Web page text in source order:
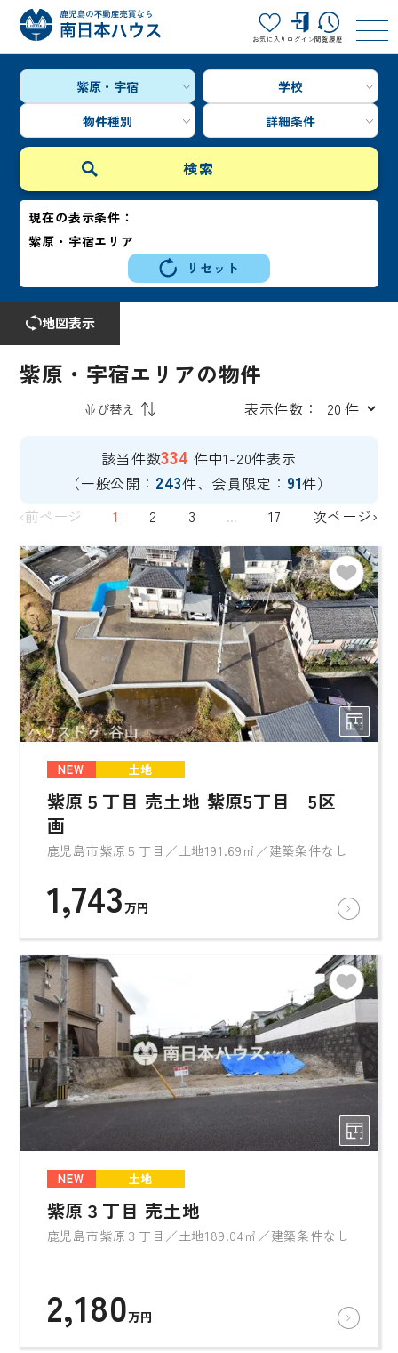
お気に入り ログイン閲覧履歴
紫原・宇宿
学校
物件種別
詳細条件
現在の表示条件：
紫原・宇宿エリア
リセット
地図表示
紫原・宇宿エリアの物件
表示件数：
該当件数334 件中1-20件表示
（一般公開： 243件、会員限定： 91件）
‹前ページ
1 2 3 ... 17 次ページ›
NEW 土地
紫原５丁目 売土地 紫原5丁目 5区
画
鹿児島市紫原５丁目／土地191.69㎡／建築条件なし
1,743万円
NEW 土地
紫原３丁目 売土地
鹿児島市紫原３丁目／土地189.04㎡／建築条件なし
2,180万円